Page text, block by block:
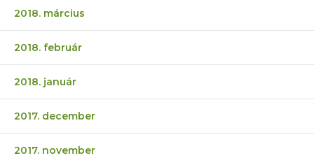
2018. március
2018. február
2018. január
2017. december
2017. november